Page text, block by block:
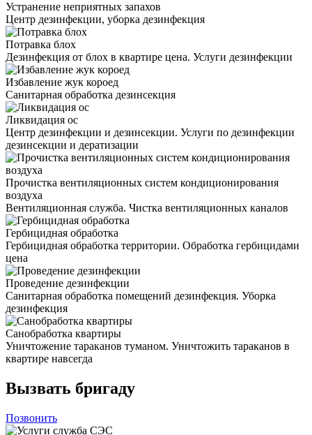
Устранение неприятных запахов
Центр дезинфекции, уборка дезинфекция
Потравка блох
Дезинфекция от блох в квартире цена. Услуги дезинфекции
Избавление жук короед
Санитарная обработка дезинсекция
Ликвидация ос
Центр дезинфекции и дезинсекции. Услуги по дезинфекции
дезинсекции и дератизации
Прочистка вентиляционных систем кондиционирования
воздуха
Вентиляционная служба. Чистка вентиляционных каналов
Гербицидная обработка
Гербицидная обработка территории. Обработка гербицидами
цена
Проведение дезинфекции
Санитарная обработка помещений дезинфекция. Уборка
дезинфекция
Санобработка квартиры
Уничтожение тараканов туманом. Уничтожить тараканов в
квартире навсегда
Вызвать бригаду
Позвонить